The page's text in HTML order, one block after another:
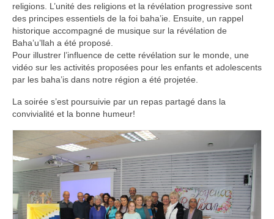
religions. L’unité des religions et la révélation progressive sont
des principes essentiels de la foi baha’ie. Ensuite, un rappel
historique accompagné de musique sur la révélation de
Baha’u’llah a été proposé.
Pour illustrer l’influence de cette révélation sur le monde, une
vidéo sur les activités proposées pour les enfants et adolescents
par les baha’is dans notre région a été projetée.
La soirée s’est poursuivie par un repas partagé dans la
convivialité et la bonne humeur!